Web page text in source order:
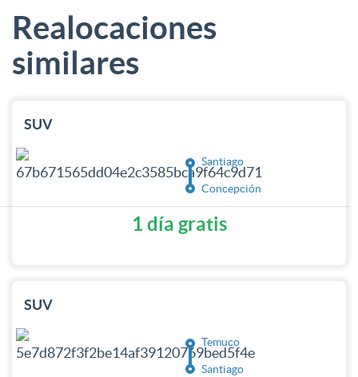
Realocaciones
similares
SUV
Santiago
Concepción
1 día gratis
SUV
Temuco
Santiago